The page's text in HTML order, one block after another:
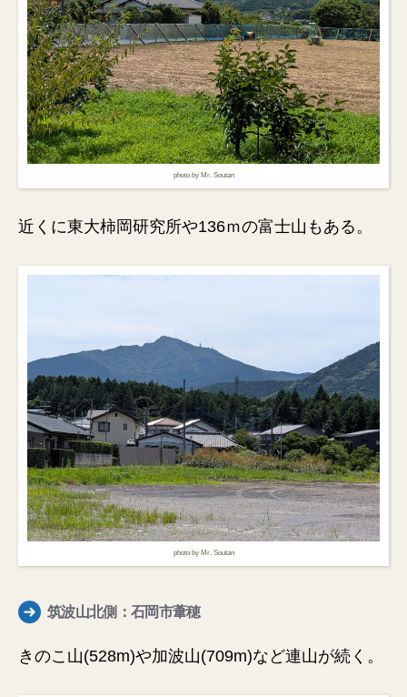
photo by Mr. Soutan
近くに東大柿岡研究所や136ｍの富士山もある。
photo by Mr. Soutan
筑波山北側：石岡市葦穂
きのこ山(528m)や加波山(709m)など連山が続く。